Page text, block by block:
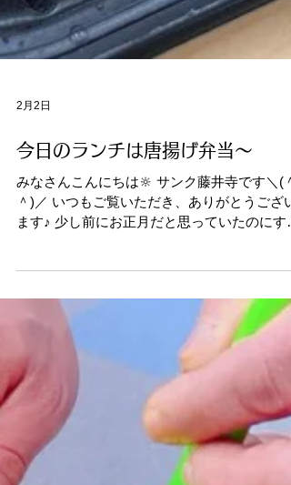
2月2日
今日のランチは唐揚げ弁当～
みなさんこんにちは🔆 サンク藤井寺です＼(
ます♪ 少し前にお正月だと思っていたのにす
あっと言う間に時間は流れていきますから み
さん、どうか悔いのない人生を楽しんで下さ
ね(^_^)/ さて、今日のお弁当は みんな大好き
唐揚げ弁当～ でも安心してください！ ５００
キロカロリー に押さえていますからっ✨✨ サ
クはランチ無料だけじゃなく みなさんの健康
第一に考えたランチをご用意しております♪
仕事をなが～く続けていくためには 健康管理
めちゃくちゃ大事！！！！！ 食べた物で身体